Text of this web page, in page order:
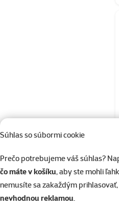
Súhlas so súbormi cookie
Prečo potrebujeme váš súhlas?
čo máte v košíku, aby ste mohli
nemusíte sa zakaždým
nevhodnou reklamou.